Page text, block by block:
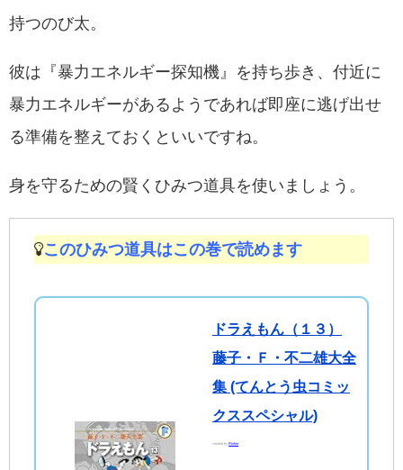
持つのび太。
彼は『暴力エネルギー探知機』を持ち歩き、付近に
暴力エネルギーがあるようであれば即座に逃げ出せ
る準備を整えておくといいですね。
身を守るための賢くひみつ道具を使いましょう。
このひみつ道具はこの巻で読めます
ドラえもん（１３）
藤子・Ｆ・不二雄大全
集 (てんとう虫コミッ
クススペシャル)
created byRinker